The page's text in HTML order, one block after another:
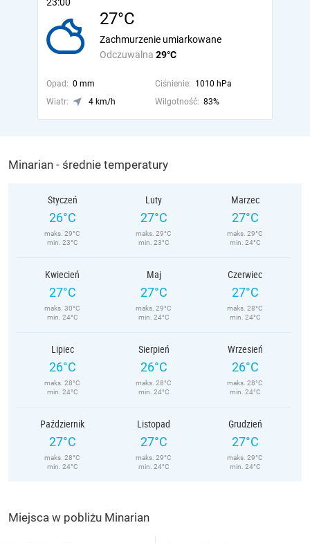
27°C
Odczuwalna 29°C
Zachmurzenie umiarkowane
Opad: 0 mm Ciśnienie: 1010 hPa
Wiatr:
4 km/h Wilgotność: 83%
Minarian - średnie temperatury
Styczeń
26°C
maks. 29°C
min. 23°C
Luty
27°C
maks. 29°C
min. 23°C
Marzec
27°C
maks. 29°C
min. 24°C
Kwiecień
27°C
maks. 30°C
min. 24°C
Maj
27°C
maks. 29°C
min. 24°C
Czerwiec
27°C
maks. 28°C
min. 24°C
Lipiec
26°C
maks. 28°C
min. 24°C
Sierpień
26°C
maks. 28°C
min. 24°C
Wrzesień
26°C
maks. 28°C
min. 24°C
Październik
27°C
maks. 28°C
min. 24°C
Listopad
27°C
maks. 29°C
min. 24°C
Grudzień
27°C
maks. 29°C
min. 24°C
Miejsca w pobliżu Minarian